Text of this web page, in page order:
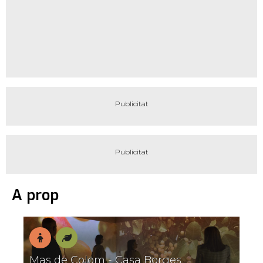
A prop
En
Natura
Mas de Colom - Casa Borges